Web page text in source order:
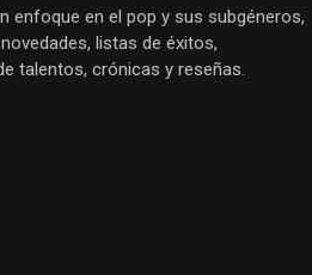
enfoque en el pop y sus subgéneros,
listas de éxitos,
talentos, crónicas y reseñas.